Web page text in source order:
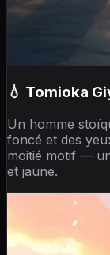
💧 Tomioka
Un homme
foncé et des
moitié motif —
et jaune.